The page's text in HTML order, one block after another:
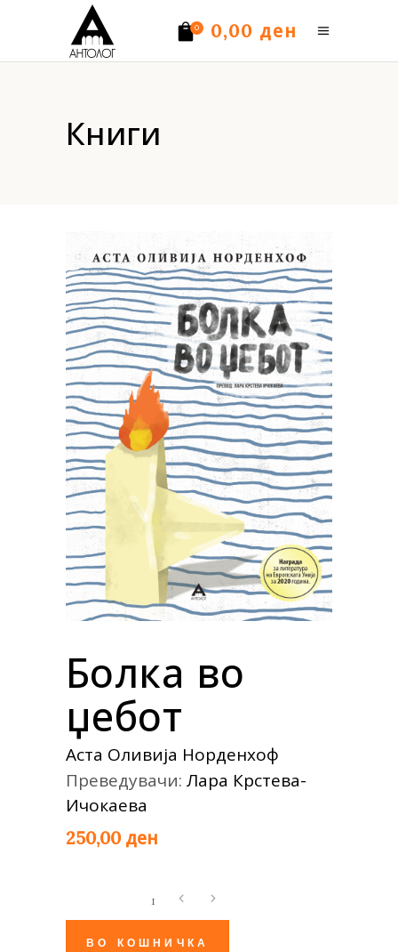
0 0,00 ден
Книги
Болка во
џебот
Аста Оливија Норденхоф
Преведувачи: Лара Крстева-
Ичокаева
250,00 ден
џеботВО КОШНИЧКА